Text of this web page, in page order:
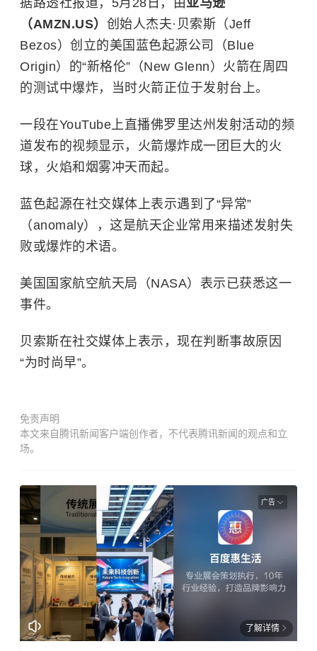
（AMZN.US） 创始人杰夫·贝索斯（Jeff
Bezos）创立的美国蓝色起源公司（Blue
Origin）的“新格伦”（New Glenn）火箭在周四
的测试中爆炸，当时火箭正位于发射台上。
一段在YouTube上直播佛罗里达州发射活动的频
道发布的视频显示，火箭爆炸成一团巨大的火
球，火焰和烟雾冲天而起。
蓝色起源在社交媒体上表示遇到了“异常”
（anomaly），这是航天企业常用来描述发射失
败或爆炸的术语。
美国国家航空航天局 （NASA）表示已获悉这一
事件。
贝索斯在社交媒体上表示，现在判断事故原因
“为时尚早”。
免责声明
本文来自腾讯新闻客户端创作者，不代表腾讯新闻的观点和立
场。
广告
了解详情